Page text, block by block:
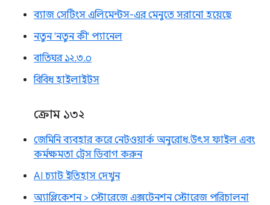
ব্যাজ সেটিংস এলিমেন্টস-এর মেনুতে সরানো হয়েছে
নতুন 'নতুন কী' প্যানেল
বাতিঘর ১২.৩.০
বিবিধ হাইলাইটস
ক্রোম ১৩২
জেমিনি ব্যবহার করে নেটওয়ার্ক অনুরোধ, উৎস ফাইল এবং
কর্মক্ষমতা ট্রেস ডিবাগ করুন
AI চ্যাট ইতিহাস দেখুন
অ্যাপ্লিকেশন > স্টোরেজে এক্সটেনশন স্টোরেজ পরিচালনা